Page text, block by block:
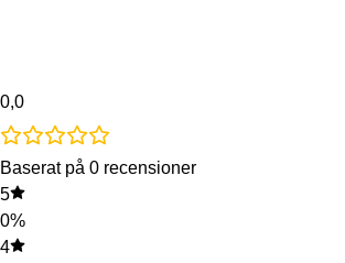
0,0
Baserat på 0 recensioner
5
0%
4